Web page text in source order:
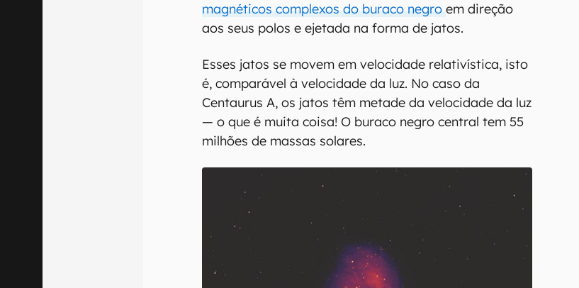
magnéticos complexos do buraco negroem direção
aos seus polos e ejetada na forma de jatos.
Esses jatos se movem em velocidade relativística, isto
é, comparável à velocidade da luz. No caso da
Centaurus A, os jatos têm metade da velocidade da luz
— o que é muita coisa! O buraco negro central tem 55
milhões de massas solares.